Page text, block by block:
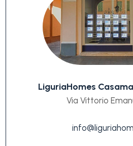
LiguriaHomes
Via Vittorio